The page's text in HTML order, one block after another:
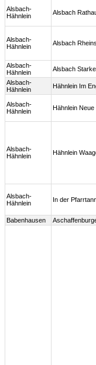
Alsbach-
Hähnlein
Alsbach
Alsbach-
Hähnlein
Alsbach
Alsbach-
Hähnlein
Alsbach
Alsbach-
Hähnlein
Hähnlein Im
Alsbach-
Hähnlein
Hähnlein
Alsbach-
Hähnlein
Hähnlein
Alsbach-
Hähnlein
In der
Babenhausen